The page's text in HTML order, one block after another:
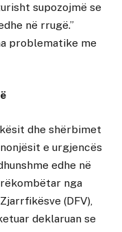
supozojmë se
në rrugë.”
problematike me
dhe shërbimet
e urgjencës
edhe në
nga
(DFV),
deklaruan se